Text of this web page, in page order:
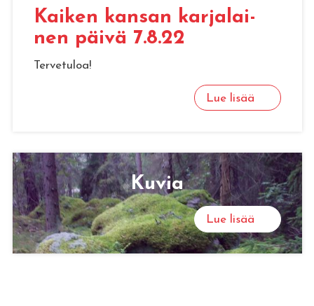
Kai­ken kan­san kar­ja­lai­
nen päivä 7.8.22
Tervetuloa!
Lue lisää
Kuvia
Lue lisää